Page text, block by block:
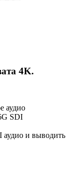
4K.
аудио
SDI
аудио и выводить